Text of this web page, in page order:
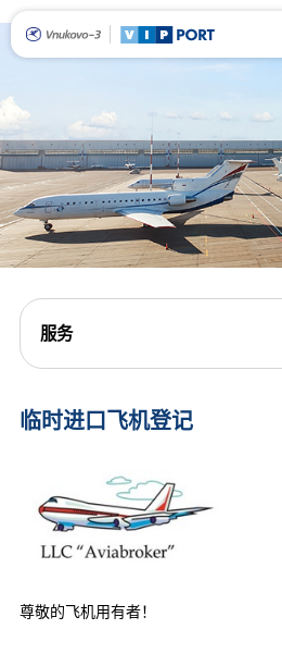
服务
临时进口飞机登记
尊敬的飞机用有者！